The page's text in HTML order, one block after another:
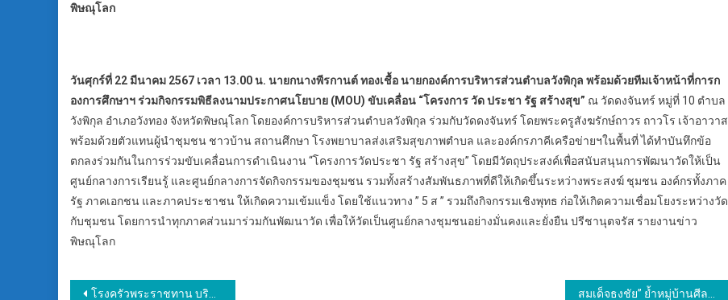
พิษณุโลก
วันศุกร์ที่ 22 มีนาคม 2567 เวลา 13.00 น. นายกนางพีรกานต์ ทองเชื้อ นายกองค์การบริหารส่วนตำบลวังพิกุล พร้อมด้วยทีมเจ้าหน้าที่การก
องการศึกษาฯ ร่วมกิจกรรมพิธีลงนามประกาศนโยบาย (MOU) ขับเคลื่อน “โครงการ วัด ประชา รัฐ สร้างสุข” ณ วัดดงจันทร์ หมู่ที่ 10 ตำบล
วังพิกุล อำเภอวังทอง จังหวัดพิษณุโลก โดยองค์การบริหารส่วนตำบลวังพิกุล ร่วมกับวัดดงจันทร์ โดยพระครูสังฆรักษ์ถาวร ถาวโร เจ้าอาวาส
พร้อมด้วยตัวแทนผู้นำชุมชน ชาวบ้าน สถานศึกษา โรงพยาบาลส่งเสริมสุขภาพตำบล และองค์กรภาคีเครือข่ายฯในพื้นที่ ได้ทำบันทึกข้อ
ตกลงร่วมกันในการร่วมขับเคลื่อนการดำเนินงาน “โครงการวัดประชา รัฐ สร้างสุข” โดยมีวัตถุประสงค์เพื่อสนับสนุนการพัฒนาวัดให้เป็น
ศูนย์กลางการเรียนรู้ และศูนย์กลางการจัดกิจกรรมของชุมชน รวมทั้งสร้างสัมพันธภาพที่ดีให้เกิดขึ้นระหว่างพระสงฆ์ ชุมชน องค์กรทั้งภาค
รัฐ ภาคเอกชน และภาคประชาชน ให้เกิดความเข้มแข็ง โดยใช้แนวทาง ” 5 ส ” รวมถึงกิจกรรมเชิงพุทธ ก่อให้เกิดความเชื่อมโยงระหว่างวัด
กับชุมชน โดยการนำทุกภาคส่วนมาร่วมกันพัฒนาวัด เพื่อให้วัดเป็นศูนย์กลางชุมชนอย่างมั่นคงและยั่งยืน ปรีชานุตจรัส รายงานข่าว
พิษณุโลก
โรงครัวพระราชทาน บริการประชาชน งานประเพณีหกเป็ง จ.น่าน“